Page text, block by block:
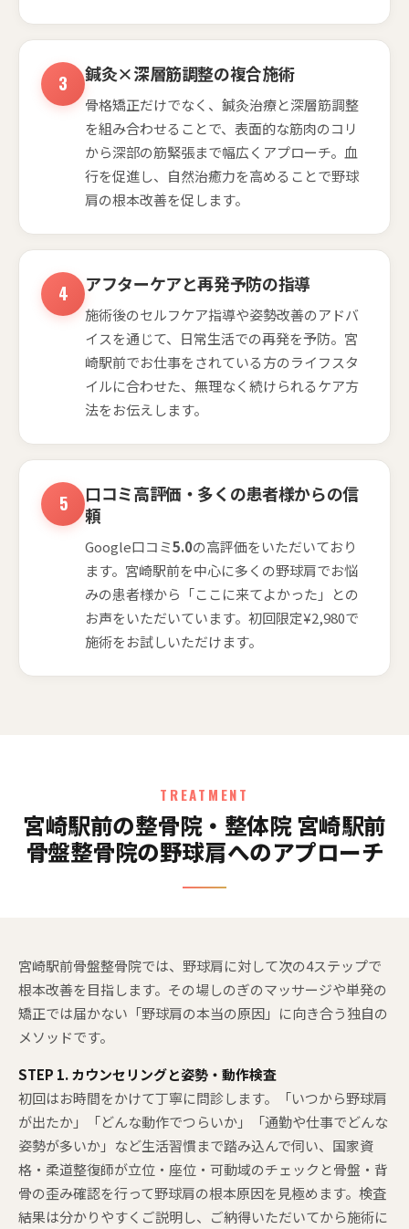
鍼灸×深層筋調整の複合施術
骨格矯正だけでなく、鍼灸治療と深層筋調整
を組み合わせることで、表面的な筋肉のコリ
から深部の筋緊張まで幅広くアプローチ。血
行を促進し、自然治癒力を高めることで野球
肩の根本改善を促します。
アフターケアと再発予防の指導
施術後のセルフケア指導や姿勢改善のアドバ
イスを通じて、日常生活での再発を予防。宮
崎駅前でお仕事をされている方のライフスタ
イルに合わせた、無理なく続けられるケア方
法をお伝えします。
口コミ高評価・多くの患者様からの信
頼
Google口コミ5.0の高評価をいただいており
ます。宮崎駅前を中心に多くの野球肩でお悩
みの患者様から「ここに来てよかった」との
お声をいただいています。初回限定¥2,980で
施術をお試しいただけます。
TREATMENT
宮崎駅前の整骨院・整体院 宮崎駅前
骨盤整骨院の野球肩へのアプローチ
宮崎駅前骨盤整骨院では、野球肩に対して次の4ステップで
根本改善を目指します。その場しのぎのマッサージや単発の
矯正では届かない「野球肩の本当の原因」に向き合う独自の
メソッドです。
STEP 1. カウンセリングと姿勢・動作検査
初回はお時間をかけて丁寧に問診します。「いつから野球肩
が出たか」「どんな動作でつらいか」「通勤や仕事でどんな
姿勢が多いか」など生活習慣まで踏み込んで伺い、国家資
格・柔道整復師が立位・座位・可動域のチェックと骨盤・背
骨の歪み確認を行って野球肩の根本原因を見極めます。検査
結果は分かりやすくご説明し、ご納得いただいてから施術に